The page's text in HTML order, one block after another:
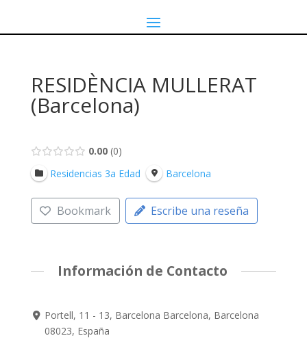
RESIDÈNCIA MULLERAT
(Barcelona)
0.00 0
Residencias 3a Edad
Barcelona
Bookmark Escribe una reseña
Información de Contacto
Portell, 11 - 13, Barcelona Barcelona, Barcelona
08023, España